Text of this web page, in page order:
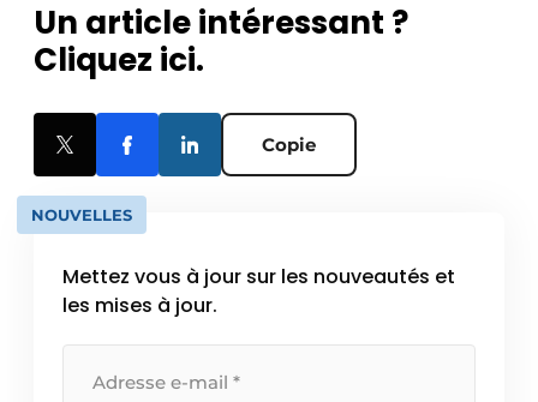
Un article intéressant ?
Cliquez ici.
Copie
NOUVELLES
Mettez vous à jour sur les nouveautés et
les mises à jour.